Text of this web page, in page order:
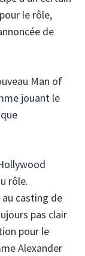
le rôle,
de
Man of
jouant le
rôle.
casting de
pas clair
pour le
Alexander